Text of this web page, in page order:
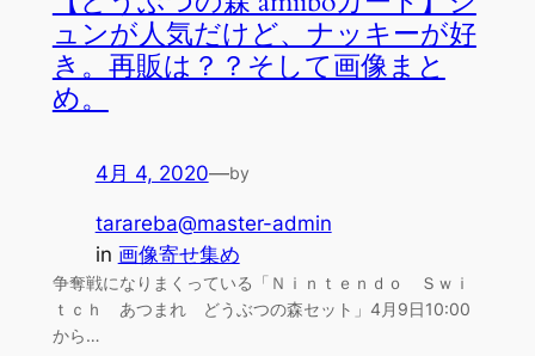
ュンが人気だけど、ナッキーが好
き。再販は？？そして画像まと
め。
4月 4, 2020—by
tarareba@master-admin
in 画像寄せ集め
争奪戦になりまくっている「Ｎｉｎｔｅｎｄｏ Ｓｗｉ
ｔｃｈ あつまれ どうぶつの森セット」4月9日10:00
から…